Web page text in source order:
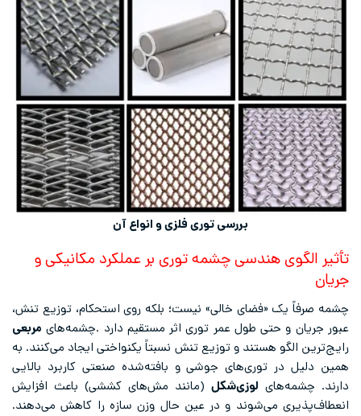
بررسی توری فلزی و انواع آن
تأثیر الگوی هندسی چشمه توری بر عملکرد مکانیکی و
جریان
چشمه صرفاً یک «فضای خالی» نیست؛ بلکه روی استحکام، توزیع تنش،
عبور جریان و حتی طول عمر توری اثر مستقیم دارد .چشمه‌های مربعی
رایج‌ترین الگو هستند و توزیع تنش نسبتاً یکنواختی ایجاد می‌کنند. به
همین دلیل در توری‌های جوشی و بافته‌شده صنعتی کاربرد بالایی
دارند. چشمه‌های لوزی‌شکل (مانند مش‌های کششی) باعث افزایش
انعطاف‌پذیری می‌شوند و در عین حال وزن سازه را کاهش می‌دهند.